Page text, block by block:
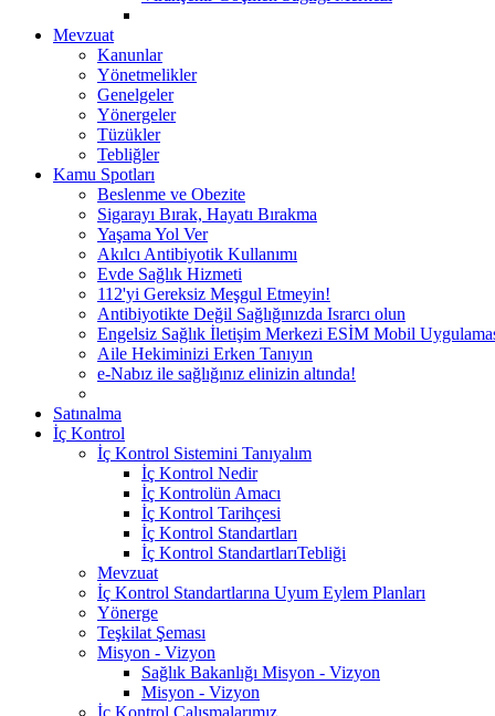
Mevzuat
Kanunlar
Yönetmelikler
Genelgeler
Yönergeler
Tüzükler
Tebliğler
Kamu Spotları
Beslenme ve Obezite
Sigarayı Bırak, Hayatı Bırakma
Yaşama Yol Ver
Akılcı Antibiyotik Kullanımı
Evde Sağlık Hizmeti
112'yi Gereksiz Meşgul Etmeyin!
Antibiyotikte Değil Sağlığınızda Israrcı olun
Engelsiz Sağlık İletişim Merkezi ESİM Mobil
Aile Hekiminizi Erken Tanıyın
e-Nabız ile sağlığınız elinizin altında!
Satınalma
İç Kontrol
İç Kontrol Sistemini Tanıyalım
İç Kontrol Nedir
İç Kontrolün Amacı
İç Kontrol Tarihçesi
İç Kontrol Standartları
İç Kontrol StandartlarıTebliği
Mevzuat
İç Kontrol Standartlarına Uyum Eylem Planları
Yönerge
Teşkilat Şeması
Misyon - Vizyon
Sağlık Bakanlığı Misyon - Vizyon
Misyon - Vizyon
İç Kontrol Çalışmalarımız